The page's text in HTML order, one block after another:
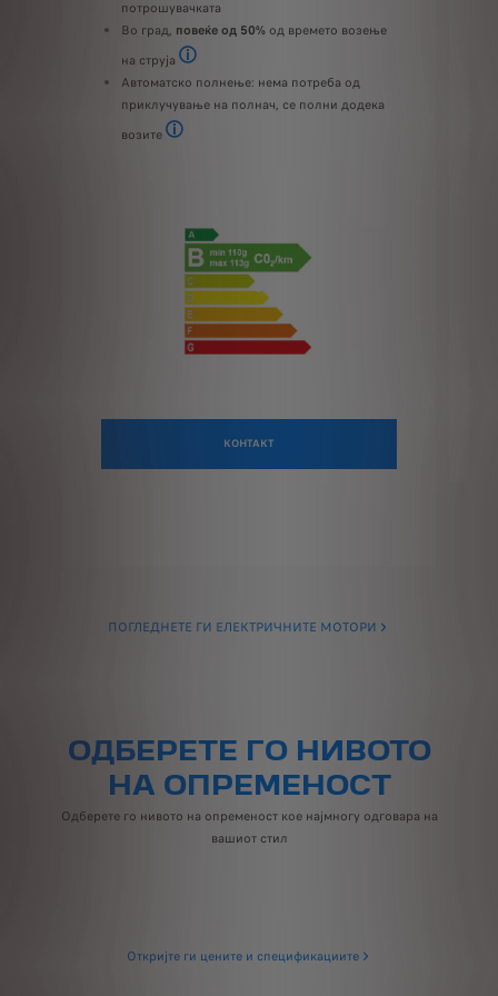
потрошувачката
Во град, повеќе од 50% од времето возење
на струја
Според WLTP тест процедура: време на возење,
Автоматско полнење: нема потреба од
приклучување на полнач, се полни додека
возите
КОНТАКТ
ПОГЛЕДНЕТЕ ГИ ЕЛЕКТРИЧНИТЕ МОТОРИ
ОДБЕРЕТЕ ГО НИВОТО
НА ОПРЕМЕНОСТ
Одберете го нивото на опременост кое најмногу одговара на
вашиот стил
Откријте ги цените и спецификациите